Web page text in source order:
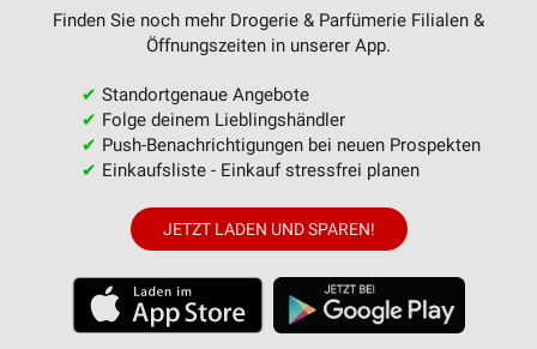
Finden Sie noch mehr Drogerie & Parfümerie Filialen &
Öffnungszeiten in unserer App.
✔ Standortgenaue Angebote
✔ Folge deinem Lieblingshändler
✔ Push-Benachrichtigungen bei neuen Prospekten
✔ Einkaufsliste - Einkauf stressfrei planen
JETZT LADEN UND SPAREN!